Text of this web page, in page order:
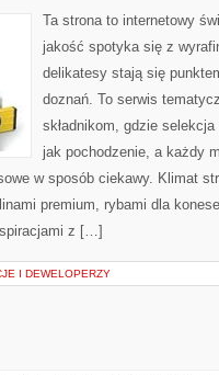
Ta strona to internetowy
jakość spotyka się z
delikatesy stają się
doznań. To serwis
składnikom, gdzie
jak pochodzenie, a każdy
w sposób ciekawy. Klimat
premium, rybami dla
z […]
I DEWELOPERZY